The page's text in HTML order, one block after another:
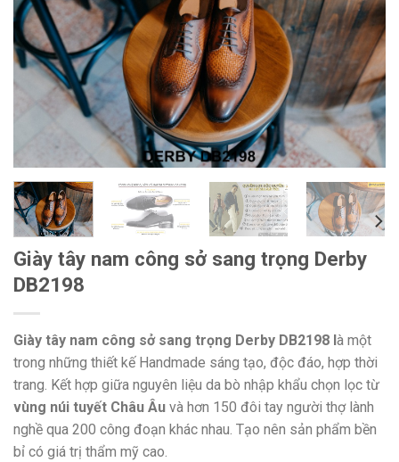
Giày tây nam công sở sang trọng Derby
DB2198
Giày tây nam công sở sang trọng Derby DB2198 l à một
trong những thiết kế Handmade sáng tạo, độc đáo, hợp thời
trang. Kết hợp giữa nguyên liệu da bò nhập khẩu chọn lọc từ
vùng núi tuyết Châu Âu và hơn 150 đôi tay người thợ lành
nghề qua 200 công đoạn khác nhau. Tạo nên sản phẩm bền
bỉ có giá trị thẩm mỹ cao.